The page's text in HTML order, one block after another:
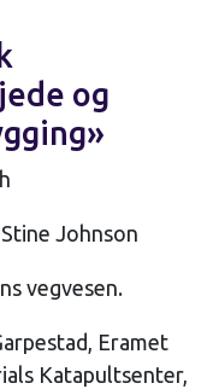
og
Johnson
vegvesen.
Eramet
Katapultsenter,